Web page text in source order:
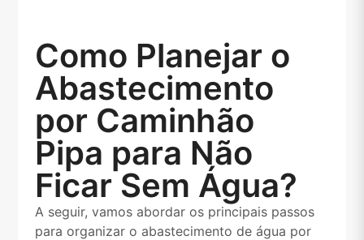
Como Planejar o
Abastecimento
por Caminhão
Pipa para Não
Ficar Sem Água?
A seguir, vamos abordar os principais passos
para organizar o abastecimento de água por